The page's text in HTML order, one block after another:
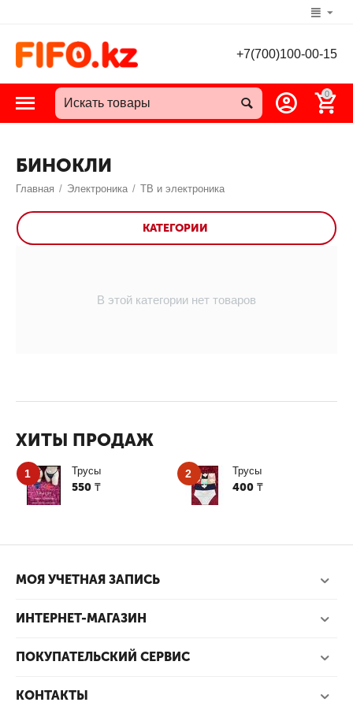
+7(700)100-00-15
0
БИНОКЛИ
Главная / Электроника / ТВ и электроника
КАТЕГОРИИ
В этой категории нет товаров
ХИТЫ ПРОДАЖ
1 Трусы
550 ₸
2 Трусы
400 ₸
МОЯ УЧЕТНАЯ ЗАПИСЬ
ИНТЕРНЕТ-МАГАЗИН
ПОКУПАТЕЛЬСКИЙ СЕРВИС
КОНТАКТЫ